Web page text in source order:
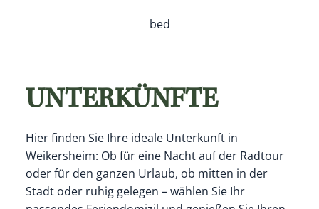
UNTERKÜNFTE
Hier finden Sie Ihre ideale Unterkunft in
Weikersheim: Ob für eine Nacht auf der Radtour
oder für den ganzen Urlaub, ob mitten in der
Stadt oder ruhig gelegen – wählen Sie Ihr
bed